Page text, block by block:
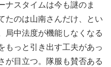
ナスタイムは今も謎のま
たのは山南さんだけ、とい
局中法度が機能しなくなる
もっと引き出す工夫があっ
が目立つ。隊服も賛否ある